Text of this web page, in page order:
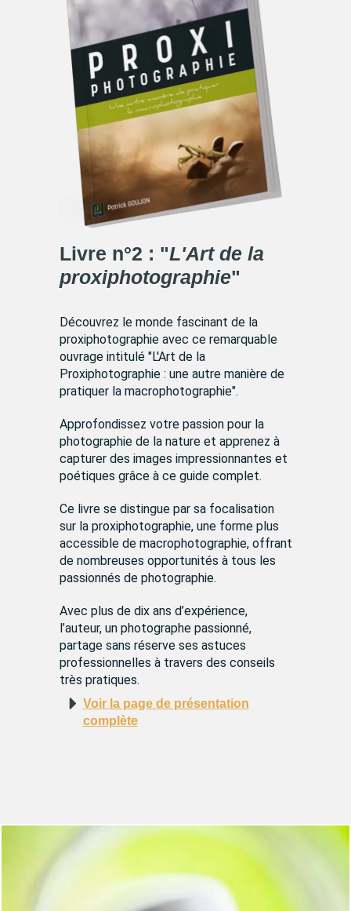
Livre n°2 : "L'Art de la
proxiphotographie"
Découvrez le monde fascinant de la
proxiphotographie avec ce remarquable
ouvrage intitulé "L'Art de la
Proxiphotographie : une autre manière de
pratiquer la macrophotographie".
Approfondissez votre passion pour la
photographie de la nature et apprenez à
capturer des images impressionnantes et
poétiques grâce à ce guide complet.
Ce livre se distingue par sa focalisation
sur la proxiphotographie, une forme plus
accessible de macrophotographie, offrant
de nombreuses opportunités à tous les
passionnés de photographie.
Avec plus de dix ans d’expérience,
l’auteur, un photographe passionné,
partage sans réserve ses astuces
professionnelles à travers des conseils
très pratiques.
Voir la page de présentation
complète